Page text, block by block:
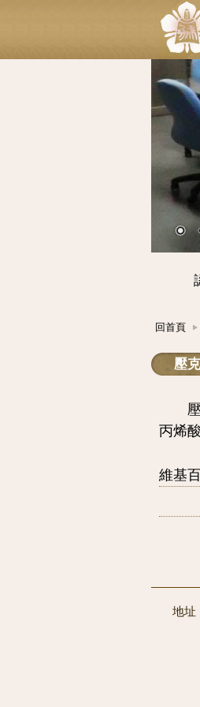
回首頁
壓
壓克
丙烯
維基
地址